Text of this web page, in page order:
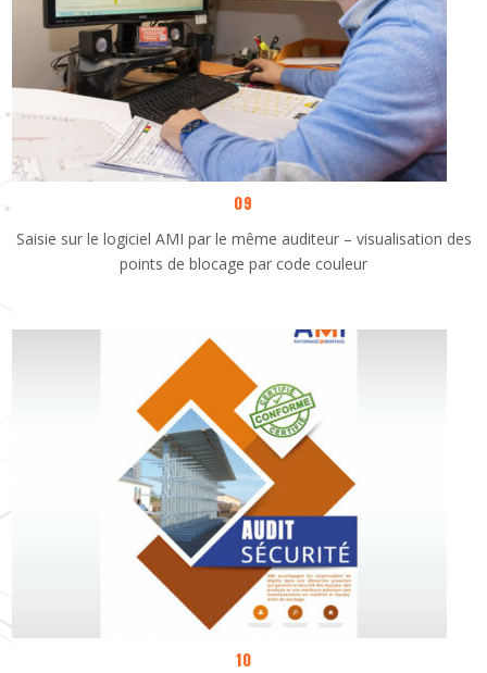
09
Saisie sur le logiciel AMI par le même auditeur – visualisation des
points de blocage par code couleur
10